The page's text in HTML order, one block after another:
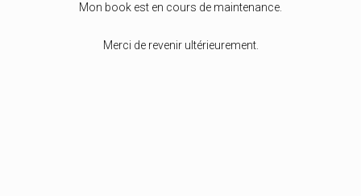
Mon book est en cours de maintenance.
Merci de revenir ultérieurement.